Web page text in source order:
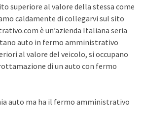
superiore al valore della stessa come
caldamente di collegarvi sul sito
è un’azienda Italiana seria
auto in fermo amministrativo
al valore del veicolo, si occupano
di un auto con fermo
auto ma ha il fermo amministrativo